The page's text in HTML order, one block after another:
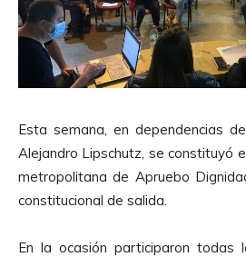
Esta semana, en dependencias
Alejandro Lipschutz, se constituyó
metropolitana de Apruebo
constitucional de salida.
En la ocasión participaron todas